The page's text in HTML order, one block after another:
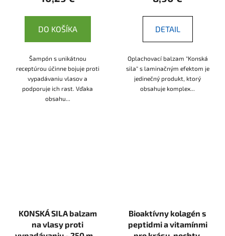
DO KOŠÍKA
Šampón s unikátnou
receptúrou účinne bojuje proti
vypadávaniu vlasov a
podporuje ich rast. Vďaka
obsahu...
DETAIL
Oplachovací balzam "Konská
sila" s laminačným efektom je
jedinečný produkt, ktorý
obsahuje komplex...
KONSKÁ SILA balzam
na vlasy proti
Bioaktívny kolagén s
peptidmi a vitamínmi